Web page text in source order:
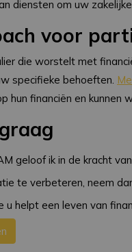
diensten om uw
voor
die worstelt met
specifieke behoeften.
hun financiën en kunnen
geloof ik in de kracht
te verbeteren, neem
u helpt een leven van